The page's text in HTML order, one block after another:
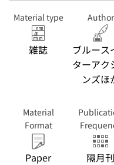
Material type
雑誌
Author
ブルース
ターアク
ンズほ
Material
Format
Paper 隔月刊